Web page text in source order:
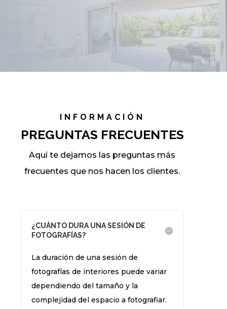
INFORMACIÓN
PREGUNTAS FRECUENTES
Aquí te dejamos las preguntas más
frecuentes que nos hacen los clientes.
¿CUÁNTO DURA UNA SESIÓN DE
FOTOGRAFÍAS?
La duración de una sesión de
fotografías de interiores puede variar
dependiendo del tamaño y la
complejidad del espacio a fotografiar.